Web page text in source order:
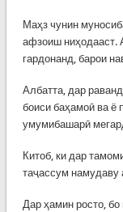
Маҳз чунин
афзоиш ниҳодааст.
гардонанд, барои
Албатта, дар
боиси баҳамоӣ ва ё
умумибашарӣ
Китоб, ки дар
таҷассум намудаву
Дар ҳамин росто,